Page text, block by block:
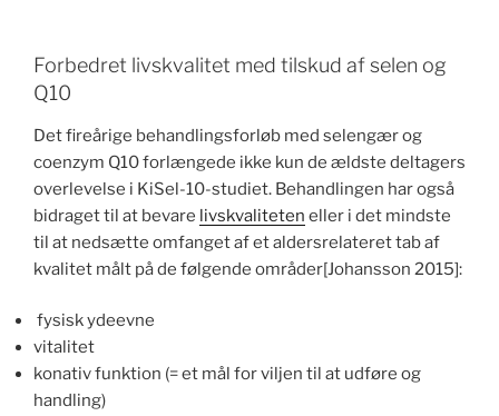
Forbedret livskvalitet med tilskud af selen og
Q10
Det fireårige behandlingsforløb med selengær og
coenzym Q10 forlængede ikke kun de ældste deltagers
overlevelse i KiSel-10-studiet. Behandlingen har også
bidraget til at bevare livskvaliteten eller i det mindste
til at nedsætte omfanget af et aldersrelateret tab af
kvalitet målt på de følgende områder[Johansson 2015]:
fysisk ydeevne
vitalitet
konativ funktion (= et mål for viljen til at udføre og
handling)